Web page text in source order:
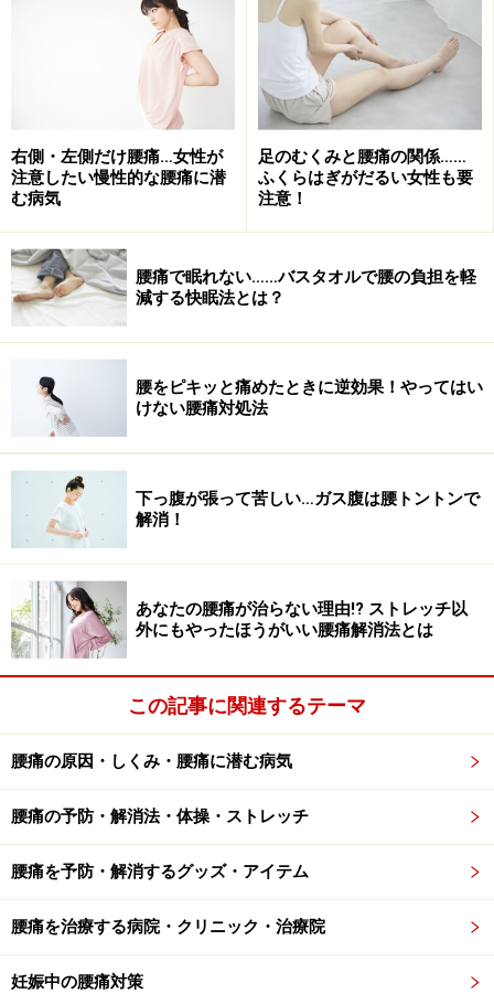
右側・左側だけ腰痛…女性が
注意したい慢性的な腰痛に潜
む病気
足のむくみと腰痛の関係……
ふくらはぎがだるい女性も要
注意！
腰痛で眠れない……バスタオルで腰の負担を軽
減する快眠法とは？
腰をピキッと痛めたときに逆効果！やってはい
けない腰痛対処法
下っ腹が張って苦しい…ガス腹は腰トントンで
解消！
あなたの腰痛が治らない理由!? ストレッチ以
外にもやったほうがいい腰痛解消法とは
この記事に関連するテーマ
腰痛の原因・しくみ・腰痛に潜む病気
腰痛の予防・解消法・体操・ストレッチ
腰痛を予防・解消するグッズ・アイテム
腰痛を治療する病院・クリニック・治療院
妊娠中の腰痛対策